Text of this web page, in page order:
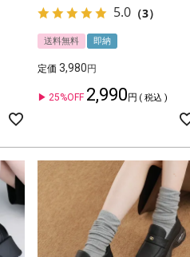
5.0 （3）
送料無料 即納
定価 3,980
25%OFF 2,990 税込